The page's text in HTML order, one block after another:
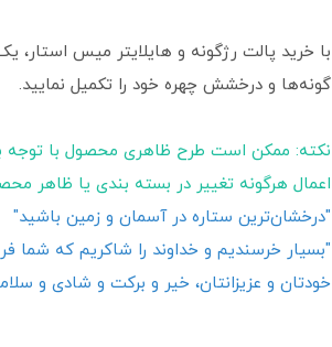
با خرید پالت رژگونه و هایلایتر میس
گونه‌ها و درخشش چهره خود را تکمیل نمایید.
نکته: ممکن است طرح ظاهری محصول با توجه
اعمال هرگونه تغییر در بسته‌ بندی یا ظاهر
"درخشان‌ترین ستاره در آسمان و زمین باشید"
"بسیار خرسندیم و خداوند را شاکریم که شما
خودتان و عزیزانتان، خیر و برکت و شادی و